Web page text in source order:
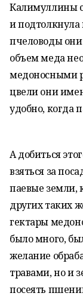
Калимуллины
и
пчеловоды
объем меда
медоносными
цвели они
удобно, когда
А добиться
взяться за
паевые земли,
других таких
гектары
было много,
желание
травами, но и
посеять